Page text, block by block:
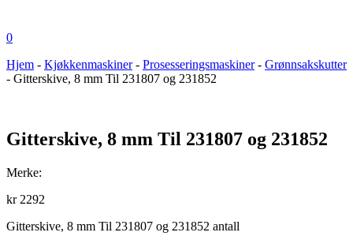
0
Hjem - Kjøkkenmaskiner- Prosesseringsmaskiner- Grønnsakskutter
- Gitterskive, 8 mm Til 231807 og 231852
Gitterskive, 8 mm Til 231807 og 231852
Merke:
kr2292
Gitterskive, 8 mm Til 231807 og 231852 antall